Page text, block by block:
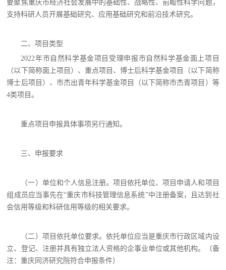
要聚焦重庆市经济社会发展中的基础性、战略性、前瞻性科学问题，
支持科研人员开展基础研究、应用基础研究和前沿技术研究。
二、项目类型
2022年市自然科学基金项目受理申报市自然科学基金面上项目
（以下简称面上项目）、重点项目、博士后科学基金项目（以下简称
博士后项目）、市杰出青年科学基金项目（以下简称市杰青项目）等
4类项目。
重点项目申报具体事项另行通知。
三、申报要求
（一）单位和个人信息注册。项目依托单位、项目申请人和项目
组成员应当事先在“重庆市科技管理信息系统”中注册备案，且达到社
会信用等级和科研信用等级的相关要求。
（二）项目依托单位要求。依托单位应当是重庆市行政区域内设
立、登记、注册并具有独立法人资格的企事业单位或其他机构。（备
注：重庆同济研究院符合申报条件）